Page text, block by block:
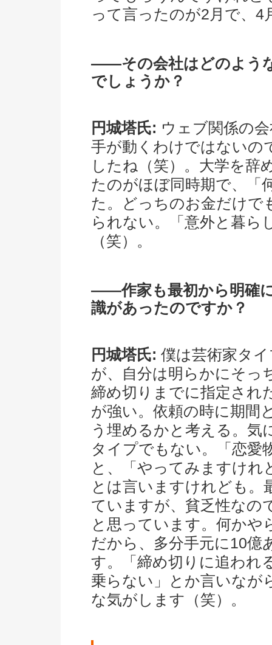
って言ったのが2月で、4
――その会社はどのよう
でしょうか？
円城塔氏: ウェブ関係の
手が動くわけではないの
したね（笑）。大学を辞
たのがほぼ同時期で、「
た。どっちのお金だけで
られない。「意外と暮ら
（笑）。
――作家も最初から明確
識があったのですか？
円城塔氏: 僕は芸術家タ
が、自分は明らかにそっ
締め切りまでに指定され
が強い。依頼の時に期間
う埋めるかと考える。気
タイプでもない。「恋愛
と、「やってみますけ
とは言いますけれども。
ていますが、貧乏性なの
と思っています。何かや
だから、多分手元に10億
す。「締め切りに追われ
乗らない」とか言いなが
な気がします（笑）。